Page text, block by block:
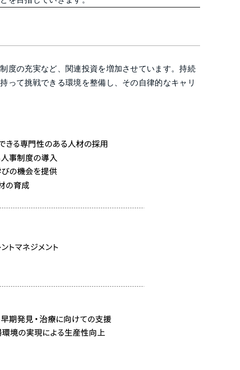
度の充実など、関連投資を増加させています。持続
って挑戦できる環境を整備し、その自律的なキャリ